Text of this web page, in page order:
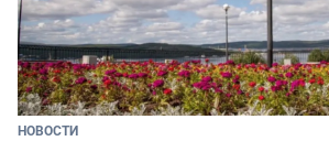
НОВОСТИ